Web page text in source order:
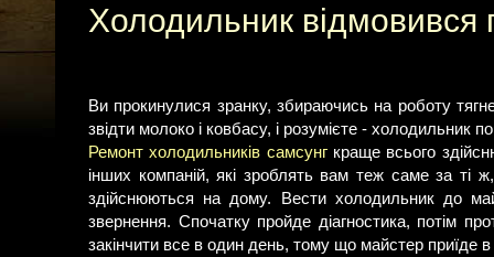
Холодильник відмовився
Ви прокинулися зранку, збираючись на роботу
звідти молоко і ковбасу, і розумієте -
Ремонт холодильників самсунгкраще всього
інших компаній, які зроблять вам теж саме за ті
здійснюються на дому. Вести холодильник до
звернення. Спочатку пройде діагностика, потім
закінчити все в один день, тому що майстер приїде